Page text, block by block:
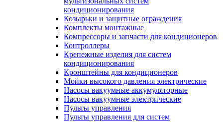
кондиционирования
Козырьки и защитные ограждения
Комплекты монтажные
Компрессоры и запчасти для кондиционеров
Контроллеры
Крепежные изделия для систем
кондиционирования
Кронштейны для кондиционеров
Мойки высокого давления электрические
Насосы вакуумные аккумуляторные
Насосы вакуумные электрические
Пульты управления
Пульты управления для систем